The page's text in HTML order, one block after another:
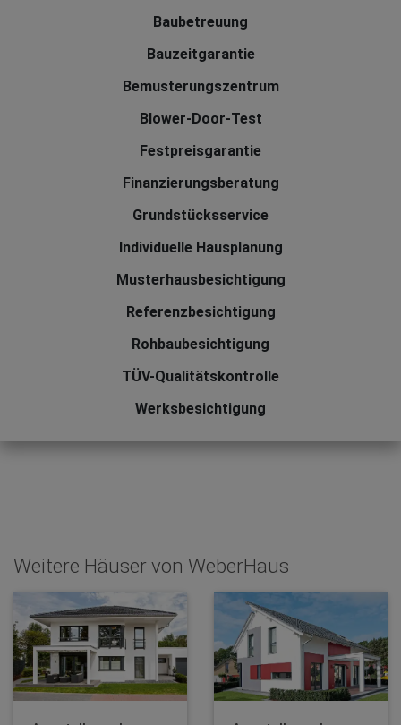
Baubetreuung
Bauzeitgarantie
Bemusterungszentrum
Blower-Door-Test
Festpreisgarantie
Finanzierungsberatung
Grundstücksservice
Individuelle Hausplanung
Musterhausbesichtigung
Referenzbesichtigung
Rohbaubesichtigung
TÜV-Qualitätskontrolle
Werksbesichtigung
Weitere Häuser von WeberHaus